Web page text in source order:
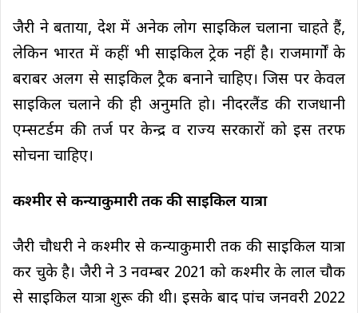
जैरी ने बताया, देश में अनेक लोग साइकिल चलाना चाहते हैं,
लेकिन भारत में कहीं भी साइकिल ट्रेक नहीं है। राजमार्गों के
बराबर अलग से साइकिल ट्रैक बनाने चाहिए। जिस पर केवल
साइकिल चलाने की ही अनुमति हो। नीदरलैंड की राजधानी
एम्सटर्डम की तर्ज पर केन्द्र व राज्य सरकारों को इस तरफ
सोचना चाहिए।
कश्मीर से कन्याकुमारी तक की साइकिल यात्रा
जैरी चौधरी ने कश्मीर से कन्याकुमारी तक की साइकिल यात्रा
कर चुके है। जैरी ने 3 नवम्बर 2021 को कश्मीर के लाल चौक
से साइकिल यात्रा शुरू की थी। इसके बाद पांच जनवरी 2022